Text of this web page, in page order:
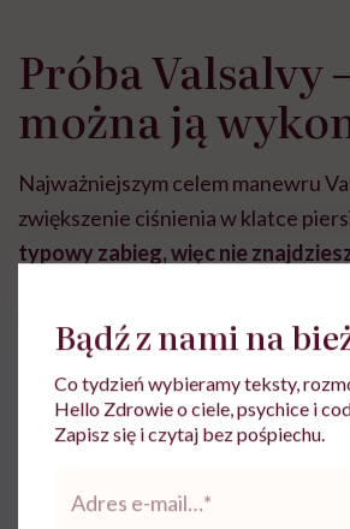
Próba Valsalvy
można ją
Najważniejszym celem manewru
zwiększenie ciśnienia w klatce
typowy zabieg, więc nie
. Możesz
w domu lub w gabinecie kardiologa
lekarza.
Nie ma konieczności zdobywania
próbę Valsalvy ani ponoszenia
Poza opłatą za wizytę u lekarza –
Bądź z nami na
Co tydzień wybieramy teksty,
Hello Zdrowie o ciele, psychice i
Zapisz się i czytaj bez pośpiechu.
*